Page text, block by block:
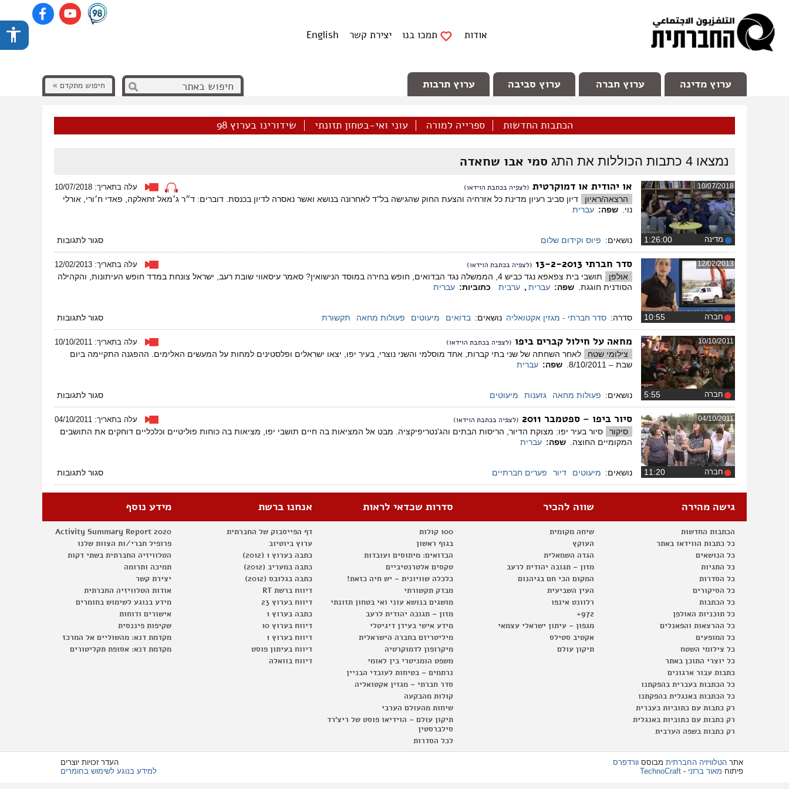
אודות תמכו בנו יצירת קשר English
ערוץ מדינה ערוץ חברה ערוץ סביבה ערוץ תרבות חיפוש מתקדם »
הכתבות החדשות ספרייה למורה עוני ואי-בטחון תזונתי שידורינו בערוץ 98
נמצאו 4 כתבות הכוללות את התג סמי אבו שחאדה
10/07/2018
מדינה
או יהודית או דמוקרטית (לצפיה בכתבת הוידאו) עלה בתאריך: 10/07/2018
הרצאה/ראיון
דיון סביב רעיון מדינת כל אזרחיה והצעת החוק שהגישה בל"ד לאחרונה בנושא ואשר נאסרה לדיון בכנסת. דוברים: ד״ר ג׳מאל זחאלקה, פאדי ח׳ורי, אורלי
נוי.
שפה: עברית
נושאים: פיוס וקידום שלום סגור לתגובותעל
או
יהודית
12/02/2013
חברה
סדר חברתי 13-2-2013 (לצפיה בכתבת הוידאו) עלה בתאריך: 12/02/2013
אולפן
תושבי בית צפאפא נגד כביש 4, הממשלה נגד הבדואים, חופש בחירה במוסד הנישואין? סאמר עיסאווי שובת רעב, ישראל צונחת במדד חופש העיתונות, והקהילה
הסודנית חוגגת.
שפה: עברית , ערבית כתוביות: עברית
סדרה: סדר חברתי - מגזין אקטואליה נושאים: בדואים מיעוטים פעולות מחאה תקשורת סגור לתגובותעל
סדר
חברתי
10/10/2011
חברה
מחאה על חילול קברים ביפו (לצפיה בכתבת הוידאו) עלה בתאריך: 10/10/2011
צילומי שטח
לאחר השחתה של שני בתי קברות, אחד מוסלמי והשני נוצרי, בעיר יפו, יצאו ישראלים ופלסטינים למחות על המעשים האלימים. ההפגנה התקיימה ביום
שבת – 8/10/2011.
שפה: עברית
נושאים: פעולות מחאה גזענות מיעוטים סגור לתגובותעל
מחאה
על
04/10/2011
חברה
סיור ביפו – ספטמבר 2011 (לצפיה בכתבת הוידאו) עלה בתאריך: 04/10/2011
סיקור
סיור בעיר יפו: מצוקת הדיור, הריסות הבתים והג'נטריפיקציה. מבט אל המציאות בה חיים תושבי יפו, מציאות בה כוחות פוליטיים וכלכליים דוחקים את התושבים
המקומיים החוצה.
שפה: עברית
נושאים: מיעוטים דיור פערים חברתיים סגור לתגובותעל
סיור
ביפו
גישה מהירה
הכתבות החדשות
כל כתבות הווידאו באתר
כל הנושאים
כל התגיות
כל הסדרות
כל הסיקורים
כל הכתבות
כל תוכניות האולפן
כל ההרצאות והפאנלים
כל המופעים
כל צילומי השטח
כל יוצרי התוכן באתר
כתבות עבור ארגונים
כל הכתבות בעברית בהפקתנו
כל הכתבות באנגלית בהפקתנו
רק כתבות עם כתוביות בעברית
רק כתבות עם כתוביות באנגלית
רק כתבות בשפה הערבית
שווה להכיר
שיחה מקומית
העוקץ
הגדה השמאלית
מזון – תגובה יהודית לרעב
המקום הכי חם בגיהנום
העין השביעית
רלוונט אינפו
972+
מגפון – עיתון ישראלי עצמאי
אקטיב סטילס
תיקון עולם
סדרות שכדאי לראות
100 קולות
בגוף ראשון
הבדואים: מיתוסים ועובדות
טקסים אלטרנטיביים
כלכלה שוויונית – יש חיה כזאת!
מבדק תקשורתי
מושגים בנושא עוני ואי בטחון תזונתי
מזון – תגובה יהודית לרעב
מידע אישי בעידן דיגיטלי
מיליטריזם בחברה הישראלית
מיקרופון לדמוקרטיה
משפט הומניטרי בין לאומי
נרתמים – בטיחות לעובדי הבניין
סדר חברתי – מגזין אקטואליה
קולות מהבקעה
שיחות מהעולם הערבי
תיקון עולם – הוידיאו פוסט של ריצ'רד
סילברסטין
לכל הסדרות
אנחנו ברשת
דף הפייסבוק של החברתית
ערוץ ביוטיוב
כתבה בערוץ 1 (2012)
כתבה במעריב (2012)
כתבה בגלובס (2012)
דיווח ברשת RT
דיווח בערוץ 23
כתבה בערוץ 1
דיווח בערוץ 10
דיווח בערוץ 1
דיווח בעיתון פוסט
דיווח בוואלה
מידע נוסף
Activity Summary Report 2020
פרופיל חברי/ות הצוות שלנו
הטלוויזיה החברתית בשתי דקות
תמיכה ותרומה
יצירת קשר
אודות הטלוויזיה החברתית
מידע בנוגע לשימוש בחומרים
אישורים ודוחות
שקיפות פיננסית
מקדמת דנא: מהשוליים אל המרכז
מקדמת דנא: אסופת תקליטורים
אתר הטלוויזיה החברתית מבוסס וורדפרס
פיתוח מאור ברזני -
TechnoCraft
העדר זכויות יוצרים
למידע בנוגע לשימוש בחומרים